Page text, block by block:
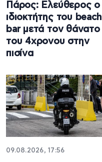
Πάρος: Ελεύθερος ο
ιδιοκτήτης του beach
bar μετά τον θάνατο
του 4χρονου στην
πισίνα
09.08.2026, 17:56